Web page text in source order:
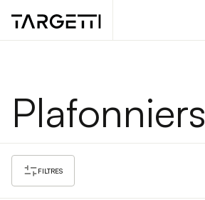
Plafonniers
FILTRES